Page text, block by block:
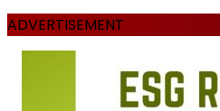
ADVERTISEMENT